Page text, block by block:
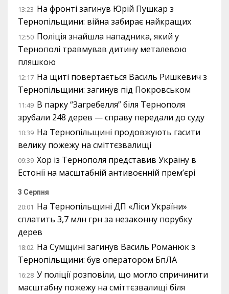
13:23 На фронті загинув Юрій Пушкар з
Тернопільщини: війна забирає найкращих
12:50 Поліція знайшла нападника, який у
Тернополі травмував дитину металевою
пляшкою
12:17 На щиті повертається Василь Ришкевич з
Тернопільщини: загинув під Покровськом
11:49 В парку “Загребелля” біля Тернополя
зрубали 248 дерев — справу передали до суду
10:39 На Тернопільщині продовжують гасити
велику пожежу на сміттєзвалищі
09:39 Хор із Тернополя представив Україну в
Естонії на масштабній антивоєнній прем’єрі
3 Серпня
20:01 На Тернопільщині ДП «Ліси України»
сплатить 3,7 млн грн за незаконну порубку
дерев
18:02 На Сумщині загинув Василь Романюк з
Тернопільщини: був оператором БпЛА
16:28 У поліції розповіли, що могло спричинити
масштабну пожежу на сміттєзвалищі біля